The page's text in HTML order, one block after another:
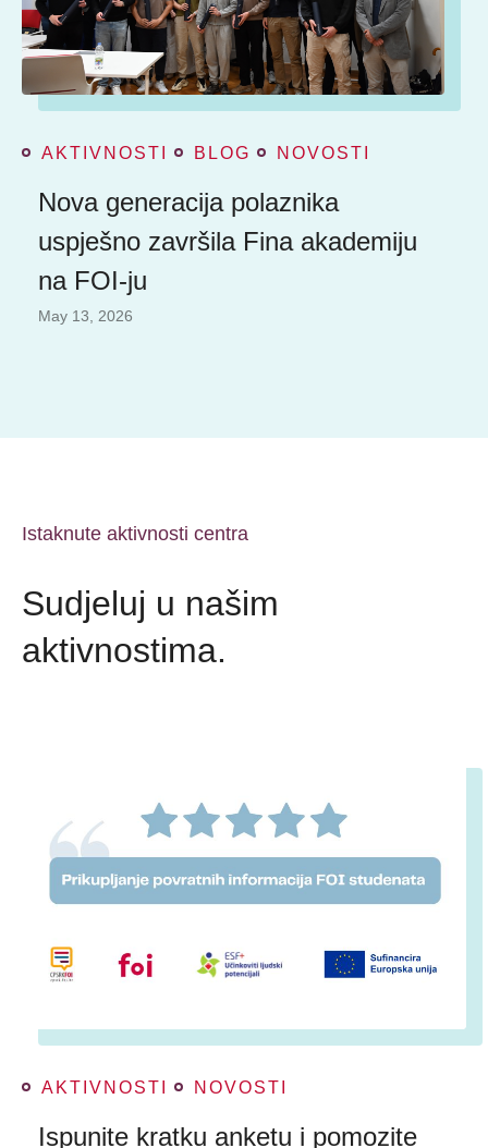
AKTIVNOSTI BLOG NOVOSTI
Nova generacija polaznika
uspješno završila Fina akademiju
na FOI-ju
May 13, 2026
Istaknute aktivnosti centra
Sudjeluj u našim
aktivnostima.
AKTIVNOSTI NOVOSTI
Ispunite kratku anketu i pomozite